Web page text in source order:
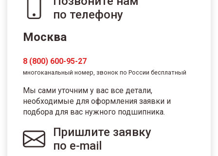
по телефону
Москва
8 (800) 600-95-27
многоканальный номер, звонок по России бесплатный
Мы сами уточним у вас все детали,
необходимые для оформления заявки и
подбора для вас нужного подшипника.
Пришлите заявку
по e-mail